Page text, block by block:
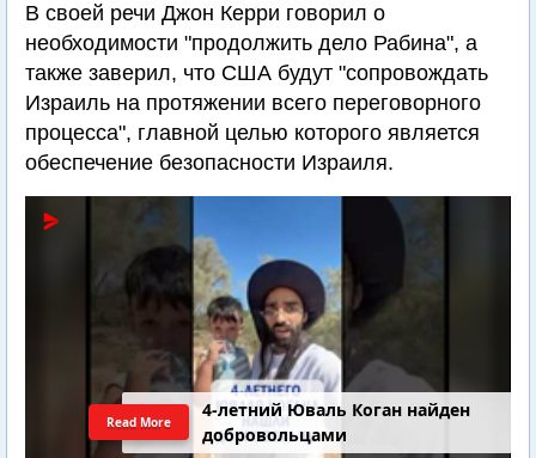
В своей речи Джон Керри говорил о
необходимости "продолжить дело Рабина", а
также заверил, что США будут "сопровождать
Израиль на протяжении всего переговорного
процесса", главной целью которого является
обеспечение безопасности Израиля.
4-летний Юваль Коган найден
добровольцами
Read More